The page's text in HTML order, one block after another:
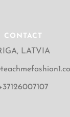
CONTACT
LATVIA